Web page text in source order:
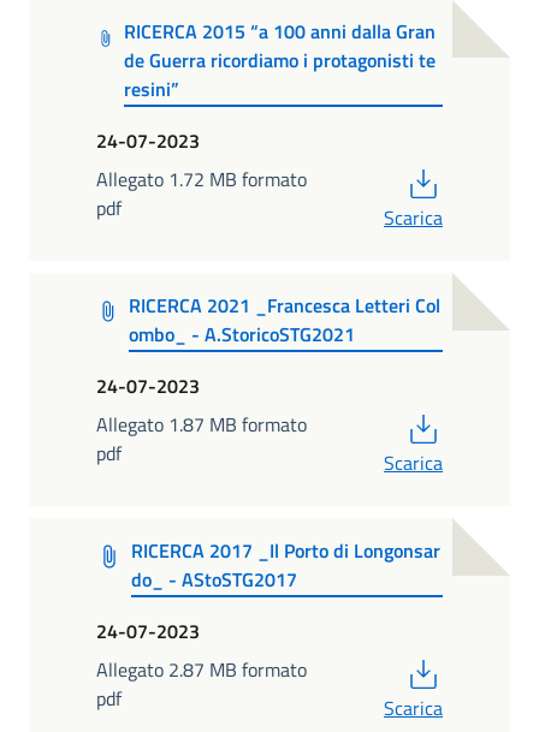
RICERCA 2015 “a 100 anni dalla Gran
de Guerra ricordiamo i protagonisti te
resini”
24-07-2023
Allegato 1.72 MB formato
pdf
Scarica
RICERCA 2021 _Francesca Letteri Col
ombo_ - A.StoricoSTG2021
24-07-2023
Allegato 1.87 MB formato
pdf
Scarica
RICERCA 2017 _Il Porto di Longonsar
do_ - AStoSTG2017
24-07-2023
Allegato 2.87 MB formato
pdf
Scarica